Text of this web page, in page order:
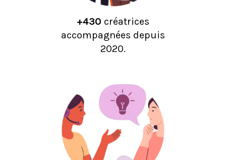
+430 créatrices
accompagnées depuis
2020.